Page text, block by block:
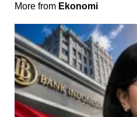
More from Ekonomi